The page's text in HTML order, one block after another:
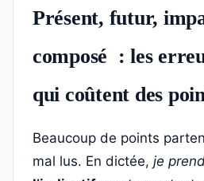
Présent, futur,
composé : les
qui coûtent des
Beaucoup de points
mal lus. En dictée, je